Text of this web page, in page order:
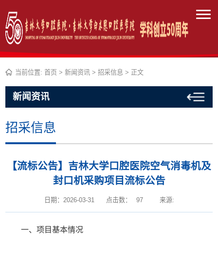
当前位置:首页 >新闻资讯 >招采信息 > 正文
新闻资讯
招采信息
【流标公告】吉林大学口腔医院空气消毒机及
封口机采购项目流标公告
日期：2026-03-31 点击数： 97 来源:
一、项目基本情况